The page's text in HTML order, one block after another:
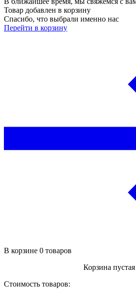
Товар добавлен в корзину
Спасибо, что выбрали именно нас
Перейти в корзину
В корзине 0 товаров
Корзина пустая
Стоимость товаров: